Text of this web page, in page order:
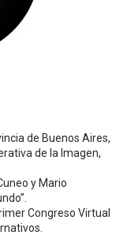
de Buenos Aires,
de la Imagen,
y Mario
Congreso Virtual